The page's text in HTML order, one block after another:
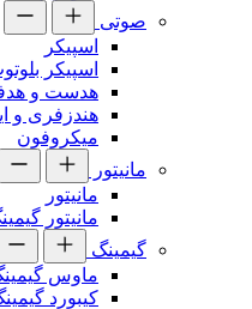
صوتی
اسپیکر
اسپیکر
هدست و
هندزفری و
میکروفون
مانیتور
مانیتور
مانیتور
گیمینگ
ماوس
کیبورد